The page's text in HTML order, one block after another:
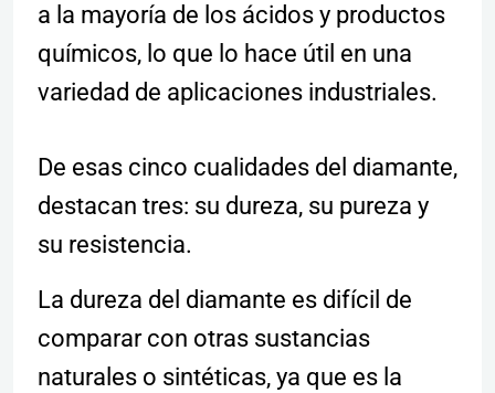
a la mayoría de los ácidos y productos
químicos, lo que lo hace útil en una
variedad de aplicaciones industriales.
De esas cinco cualidades del diamante,
destacan tres: su dureza, su pureza y
su resistencia.
La dureza del diamante es difícil de
comparar con otras sustancias
naturales o sintéticas, ya que es la